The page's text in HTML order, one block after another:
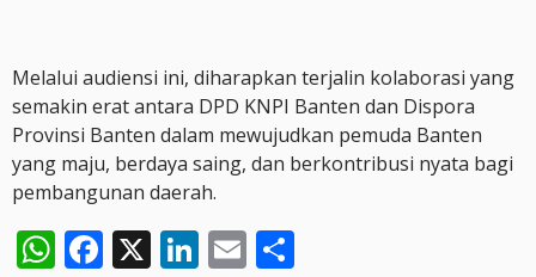
Melalui audiensi ini, diharapkan terjalin kolaborasi yang
semakin erat antara DPD KNPI Banten dan Dispora
Provinsi Banten dalam mewujudkan pemuda Banten
yang maju, berdaya saing, dan berkontribusi nyata bagi
pembangunan daerah.
WhatsApp
Facebook
X LinkedIn
Email